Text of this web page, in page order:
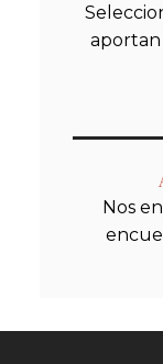
aportan
Nos